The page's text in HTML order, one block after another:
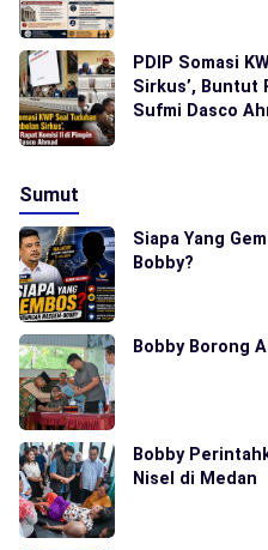
PDIP Somasi
Sirkus’, Buntut
Sufmi Dasco
Sumut
Siapa Yang
Bobby?
Bobby Borong
Bobby
Nisel di Medan